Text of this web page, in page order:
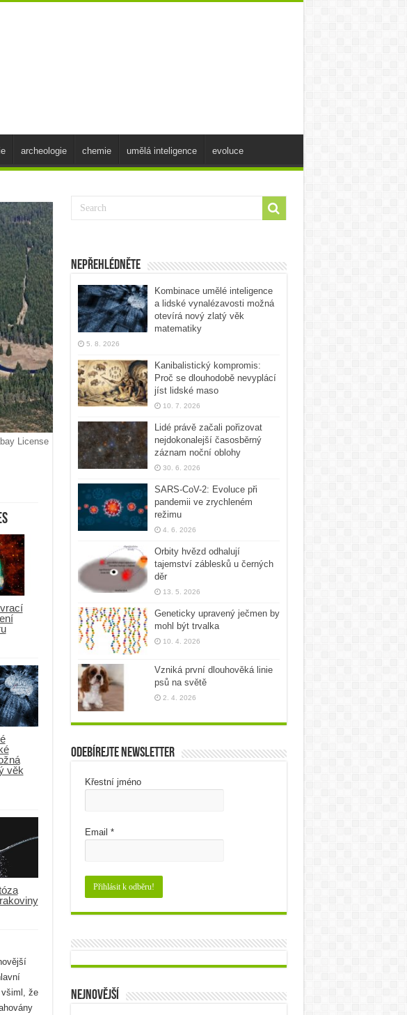
archeologie chemie umělá inteligence evoluce
License
věk
všiml, že
Nepřehlédněte
Kombinace umělé inteligence
a lidské vynalézavosti možná
otevírá nový zlatý věk
matematiky
5. 8. 2026
Kanibalistický kompromis:
Proč se dlouhodobě nevyplácí
jíst lidské maso
10. 7. 2026
Lidé právě začali pořizovat
nejdokonalejší časosběrný
záznam noční oblohy
30. 6. 2026
SARS-CoV-2: Evoluce při
pandemii ve zrychleném
režimu
4. 6. 2026
Orbity hvězd odhalují
tajemství záblesků u černých
děr
13. 5. 2026
Geneticky upravený ječmen by
mohl být trvalka
10. 4. 2026
Vzniká první dlouhověká linie
psů na světě
2. 4. 2026
Odebírejte newsletter
Křestní jméno
Email *
Nejnovější